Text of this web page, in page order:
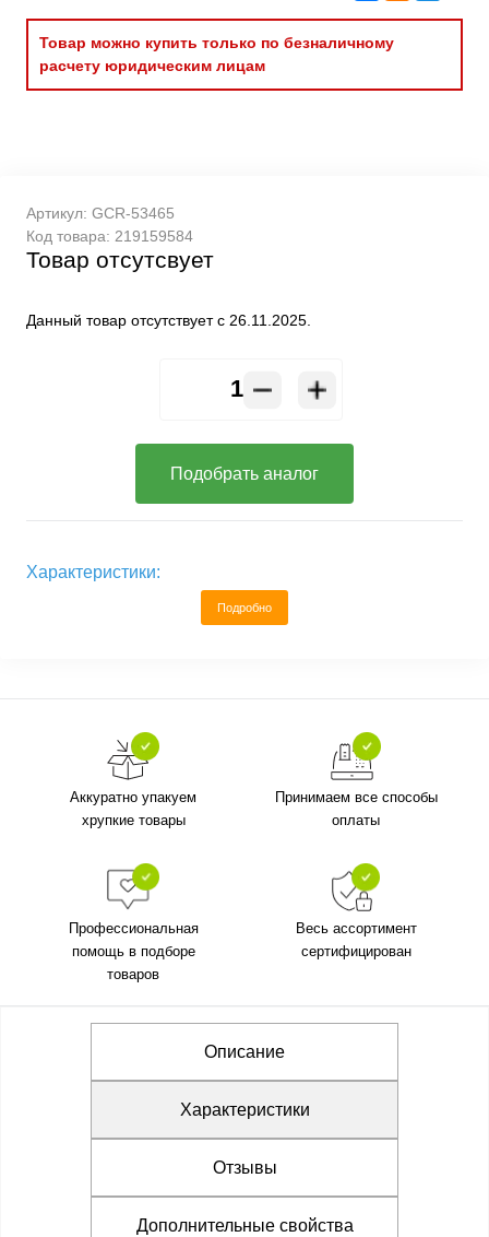
Товар можно купить только по безналичному
расчету юридическим лицам
Артикул: GCR-53465
Код товара: 219159584
Товар отсутсвует
Данный товар отсутствует с 26.11.2025.
Подобрать аналог
Характеристики:
Подробно
Аккуратно упакуем
хрупкие товары
Принимаем все способы
оплаты
Профессиональная
помощь в подборе
товаров
Весь ассортимент
сертифицирован
Описание
Характеристики
Отзывы
Дополнительные свойства